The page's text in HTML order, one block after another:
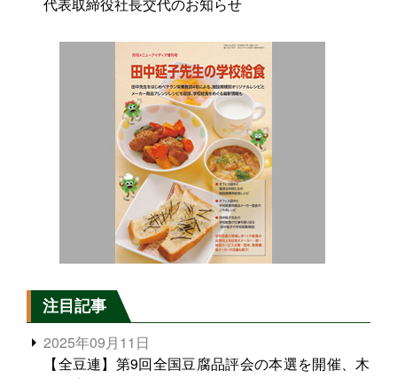
注目記事
2025年09月11日
【全豆連】第9回全国豆腐品評会の本選を開催、木